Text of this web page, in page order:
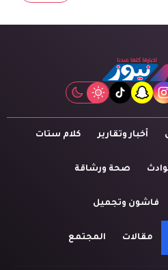
instagram
snapchat
tiktok
أخبار وتقارير كلام ستات
صحة ورشاقة
فاشون وتجميل
مقالات المجتمع